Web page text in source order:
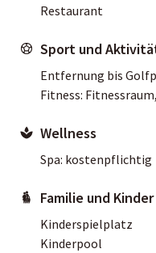
Restaurant
Sport und
Entfernung bis
Fitness: Fitnessraum,
Wellness
Spa: kostenpflichtig
Familie und Kinder
Kinderspielplatz
Kinderpool